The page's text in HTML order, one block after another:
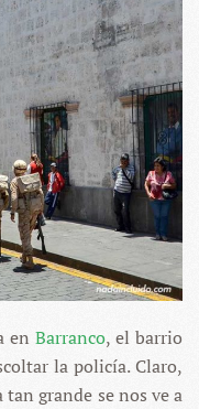
enBarranco, el barrio
la policía. Claro,
grande se nos ve a